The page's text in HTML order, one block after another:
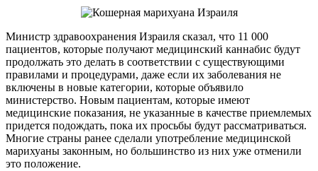
Министр здравоохранения Израиля сказал, что 11 000
пациентов, которые получают медицинский каннабис будут
продолжать это делать в соответствии с существующими
правилами и процедурами, даже если их заболевания не
включены в новые категории, которые объявило
министерство. Новым пациентам, которые имеют
медицинские показания, не указанные в качестве приемлемых
придется подождать, пока их просьбы будут рассматриваться.
Многие страны ранее сделали употребление медицинской
марихуаны законным, но большинство из них уже отменили
это положение.